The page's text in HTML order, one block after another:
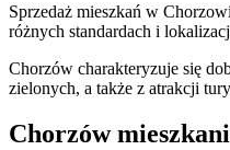
Sprzedaż mieszkań w
różnych standardach i
Chorzów charakteryzuje się
zielonych, a także z atrakcji
Chorzów